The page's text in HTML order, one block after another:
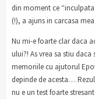
din moment ce
(!), a ajuns in carcasa
Nu mi-e foarte clar daca
ului?! As vrea sa stiu
memoriile cu ajutorul
depinde de acesta…
nu e un test foarte